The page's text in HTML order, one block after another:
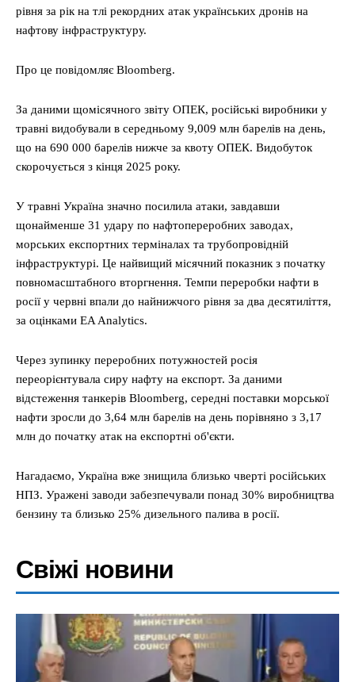
рівня за рік на тлі рекордних атак українських дронів на
нафтову інфраструктуру.
Про це повідомляє Bloomberg.
За даними щомісячного звіту ОПЕК, російські виробники у
травні видобували в середньому 9,009 млн барелів на день,
що на 690 000 барелів нижче за квоту ОПЕК. Видобуток
скорочується з кінця 2025 року.
У травні Україна значно посилила атаки, завдавши
щонайменше 31 удару по нафтопереробних заводах,
морських експортних терміналах та трубопровідній
інфраструктурі. Це найвищий місячний показник з початку
повномасштабного вторгнення. Темпи переробки нафти в
росії у червні впали до найнижчого рівня за два десятиліття,
за оцінками EA Analytics.
Через зупинку переробних потужностей росія
переорієнтувала сиру нафту на експорт. За даними
відстеження танкерів Bloomberg, середні поставки морської
нафти зросли до 3,64 млн барелів на день порівняно з 3,17
млн до початку атак на експортні об'єкти.
Нагадаємо, Україна вже знищила близько чверті російських
НПЗ. Уражені заводи забезпечували понад 30% виробництва
бензину та близько 25% дизельного палива в росії.
Свіжі новини